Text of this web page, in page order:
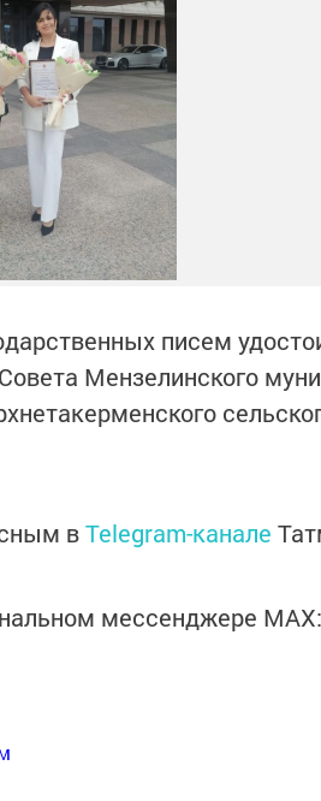
писем
Мензелинского
вTelegram-канале
мессенджере MАХ: